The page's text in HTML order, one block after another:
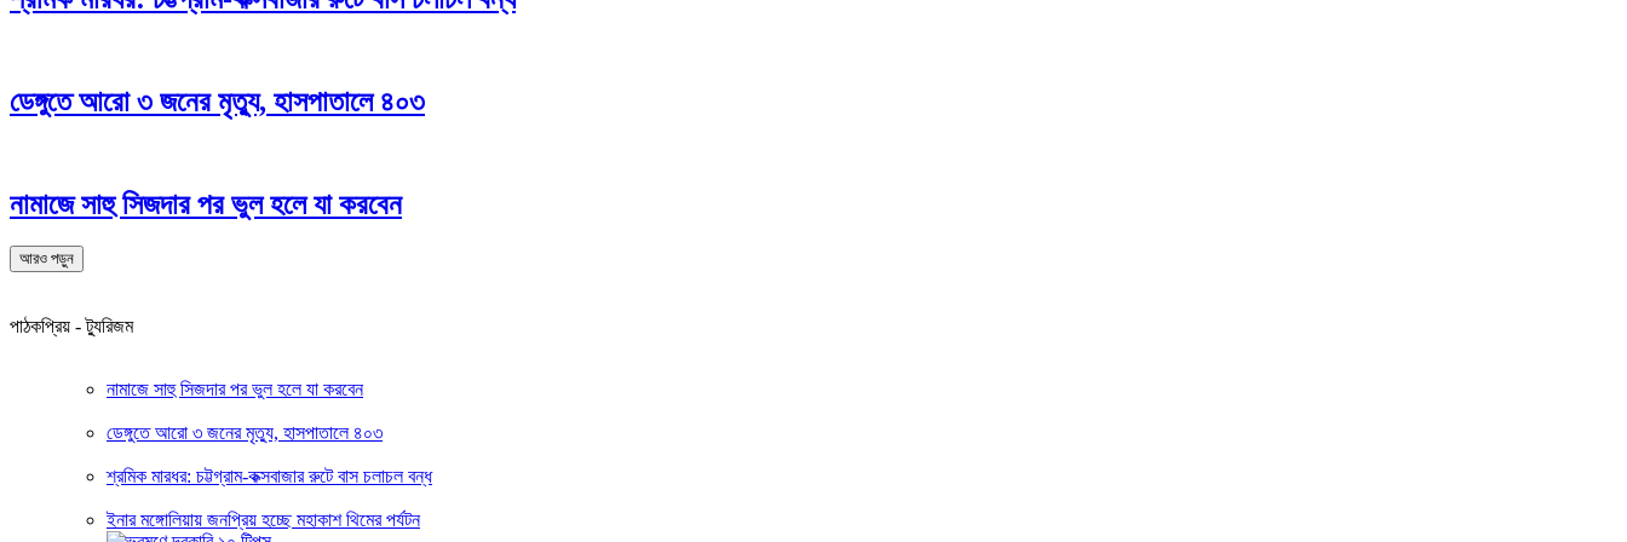
ডেঙ্গুতে আরো ৩ জনের মৃত্যু, হাসপাতালে ৪০৩
নামাজে সাহু সিজদার পর ভুল হলে যা করবেন
আরও পড়ুন
পাঠকপ্রিয় - ট্যুরিজম
নামাজে সাহু সিজদার পর ভুল হলে যা করবেন
ডেঙ্গুতে আরো ৩ জনের মৃত্যু, হাসপাতালে ৪০৩
শ্রমিক মারধর: চট্টগ্রাম-কক্সবাজার রুটে বাস চলাচল বন্ধ
ইনার মঙ্গোলিয়ায় জনপ্রিয় হচ্ছে মহাকাশ থিমের পর্যটন